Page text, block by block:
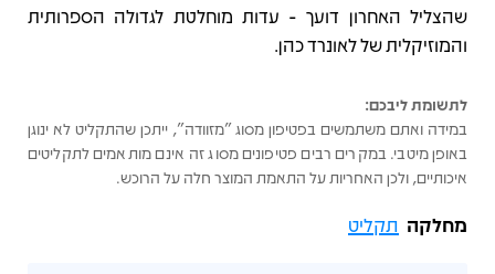
שהצליל האחרון דועך - עדות מוחלטת לגדולה הספרותית
והמוזיקלית של לאונרד כהן.
לתשומת ליבכם:
במידה ואתם משתמשים בפטיפון מסוג "מזוודה", ייתכן שהתקליט לא ינוגן
באופן מיטבי. במקרים רבים פטיפונים מסוג זה אינם מותאמים לתקליטים
איכותיים, ולכן האחריות על התאמת המוצר חלה על הרוכש.
מחלקה תקליט